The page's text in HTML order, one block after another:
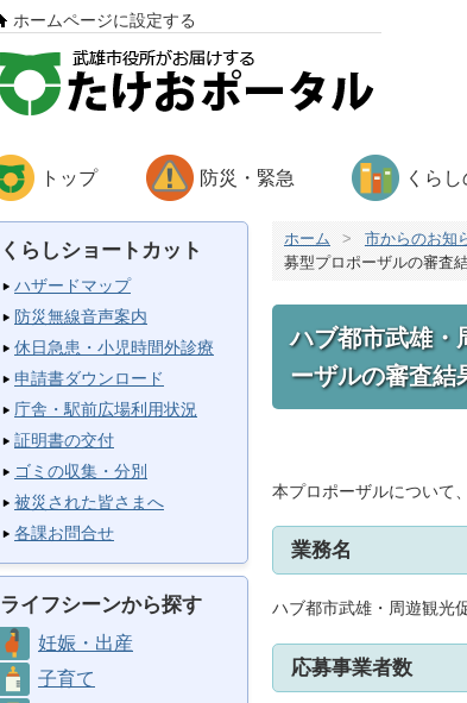
ホームページに設定する
トップ 防災・緊急 くら
くらしショートカット
ハザードマップ
防災無線音声案内
休日急患・小児時間外診療
申請書ダウンロード
庁舎・駅前広場利用状況
証明書の交付
ゴミの収集・分別
被災された皆さまへ
各課お問合せ
ライフシーンから探す
妊娠・出産
子育て
ホーム > 市からのお知
募型プロポーザルの審査
ハブ都市武雄・
ーザルの審査結
本プロポーザルについて
業務名
ハブ都市武雄・周遊観光
応募事業者数